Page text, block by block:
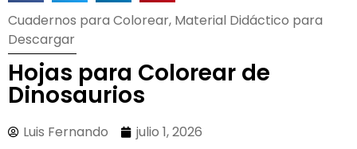
Cuadernos para Colorear, Material Didáctico para
Descargar
Hojas para Colorear de
Dinosaurios
Luis Fernando julio 1, 2026